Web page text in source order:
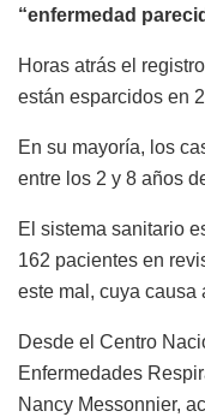
“enfermedad
Horas atrás el
están esparcidos en
En su mayoría, los
entre los 2 y 8 años
El sistema sanitario
162 pacientes en
este mal, cuya causa
Desde el Centro
Enfermedades
Nancy Messonnier,